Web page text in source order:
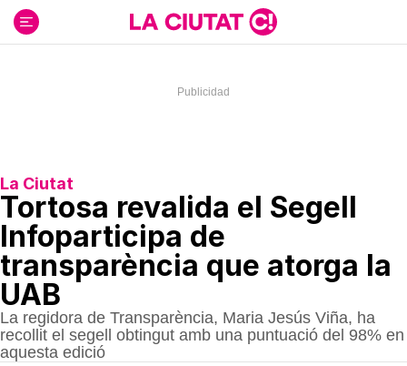
contenido
La Ciutat
Tortosa revalida el Segell
Infoparticipa de
transparència que atorga la
UAB
La regidora de Transparència, Maria Jesús Viña, ha
recollit el segell obtingut amb una puntuació del 98% en
aquesta edició